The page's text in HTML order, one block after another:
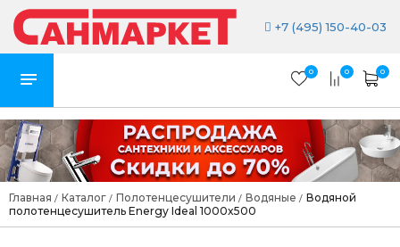
+7 (495) 150-40-03
0 0 0
Главная / Каталог / Полотенцесушители / Водяные / Водяной
полотенцесушитель Energy Ideal 1000x500